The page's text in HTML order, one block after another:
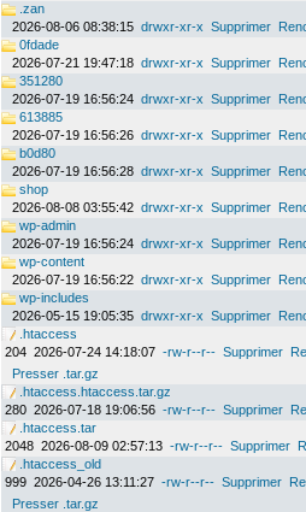
.zan
2026-08-06 08:38:15 drwxr-xr-x Supprimer
0fdade
2026-07-21 19:47:18 drwxr-xr-x Supprimer
351280
2026-07-19 16:56:24 drwxr-xr-x Supprimer
613885
2026-07-19 16:56:26 drwxr-xr-x Supprimer
b0d80
2026-07-19 16:56:28 drwxr-xr-x Supprimer
shop
2026-08-08 03:55:42 drwxr-xr-x Supprimer
wp-admin
2026-07-19 16:56:24 drwxr-xr-x Supprimer
wp-content
2026-07-19 16:56:22 drwxr-xr-x Supprimer
wp-includes
2026-05-15 19:05:35 drwxr-xr-x Supprimer
.htaccess
204 2026-07-24 14:18:07 -rw-r--r-- Supprimer
Presser .tar.gz
.htaccess.htaccess.tar.gz
280 2026-07-18 19:06:56 -rw-r--r-- Supprimer
.htaccess.tar
2048 2026-08-09 02:57:13 -rw-r--r-- Supprimer
.htaccess_old
999 2026-04-26 13:11:27 -rw-r--r-- Supprimer
Presser .tar.gz